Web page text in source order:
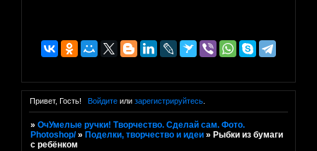
Привет, Гость! Войдитеили зарегистрируйтесь.
»ОчУмелые ручки! Творчество. Сделай сам. Фото.
Photoshop/ » Поделки, творчество и идеи » Рыбки из бумаги
с ребёнком